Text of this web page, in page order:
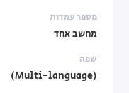
מספר עמדות
מחשב אחד
שפה
(Multi-language)